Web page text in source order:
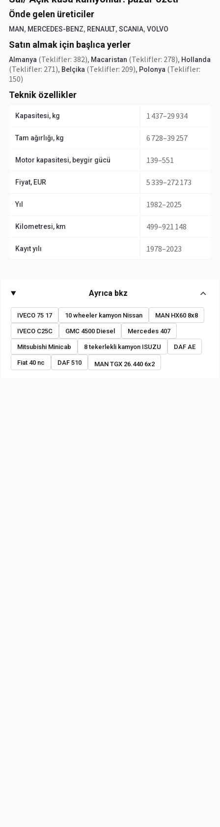
Önde gelen üreticiler
MAN, MERCEDES-BENZ, RENAULT, SCANIA, VOLVO
Satın almak için başlıca yerler
Almanya (Teklifler: 382), Macaristan (Teklifler: 278), Hollanda
(Teklifler: 271), Belçika (Teklifler: 209), Polonya (Teklifler:
150)
Teknik özellikler
Kapasitesi, kg 1 437–29 934
Tam ağırlığı, kg 6 728–39 257
Motor kapasitesi, beygir gücü 139–551
Fiyat, EUR 5 339–272 173
Yıl 1982–2025
Kilometresi, km 499–921 148
Kayıt yılı 1978–2023
Ayrıca bkz
IVECO 75 17 10 wheeler kamyon Nissan MAN HX60 8x8
IVECO C25C GMC 4500 Diesel Mercedes 407
Mitsubishi Minicab 8 tekerlekli kamyon ISUZU DAF AE
Fiat 40 nc DAF 510 MAN TGX 26.440 6x2